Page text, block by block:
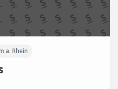
a. Rhein